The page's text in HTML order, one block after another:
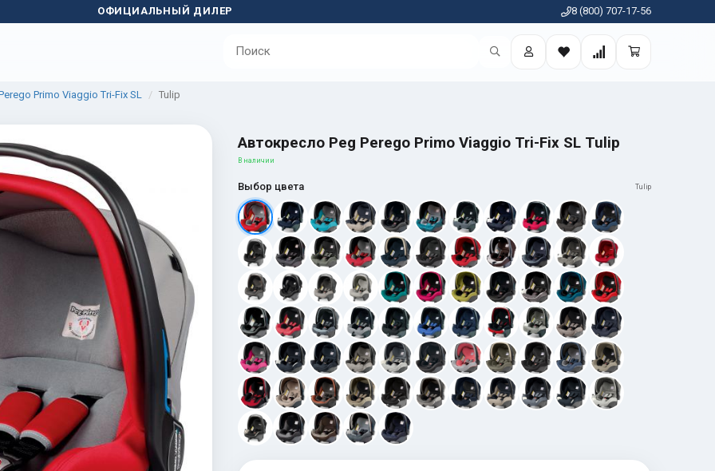
ОФИЦИАЛЬНЫЙ ДИЛЕР 8 (800) 707-17-56
Primo Viaggio Tri-Fix SL Tulip
Автокресло Peg Perego Primo Viaggio Tri-Fix SL Tulip
В наличии
Выбор цвета Tulip